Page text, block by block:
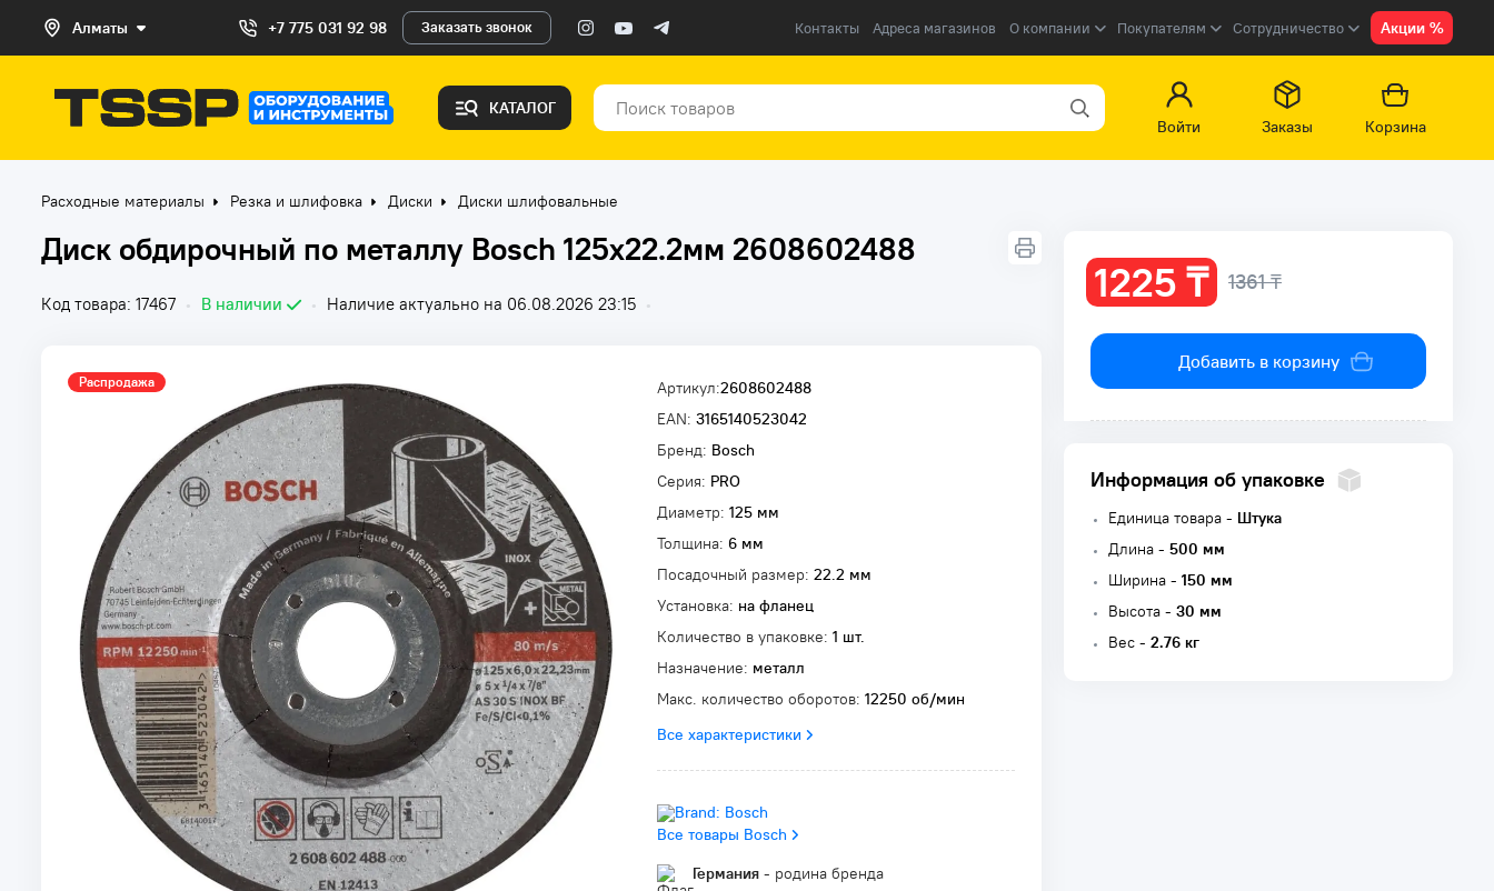
Алматы +7 775 031 92 98 Заказать звонок Контакты Адреса магазинов О компании Покупателям Сотрудничество Акции %
КАТАЛОГ
Войти
Заказы Корзина
Расходные материалы Резка и шлифовка Диски Диски шлифовальные
Диск обдирочный по металлу Bosch 125х22.2мм 2608602488
Код товара: 17467 • В наличии • Наличие актуально на 06.08.2026 23:15 •
Распродажа Артикул:2608602488
EAN: 3165140523042
Бренд: Bosch
Серия: PRO
Диаметр: 125 мм
Толщина: 6 мм
Посадочный размер: 22.2 мм
Установка: на фланец
Количество в упаковке: 1 шт.
Назначение: металл
Макс. количество оборотов: 12250 об/мин
Все характеристики
Все товары Bosch
Германия - родина бренда
1225 ₸ 1361 ₸
Добавить в корзину
Информация об упаковке
Единица товара - Штука
Длина - 500 мм
Ширина - 150 мм
Высота - 30 мм
Вес - 2.76 кг